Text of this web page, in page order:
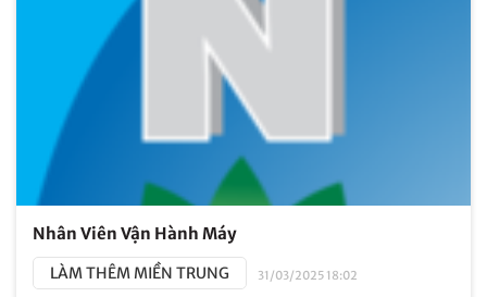
Nhân Viên Vận Hành Máy
LÀM THÊM MIỀN TRUNG 31/03/2025 18:02